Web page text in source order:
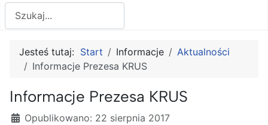
Jesteś tutaj: Start Informacje
Aktualności
Informacje Prezesa KRUS
Informacje Prezesa KRUS
Szczegóły
Opublikowano: 22 sierpnia 2017